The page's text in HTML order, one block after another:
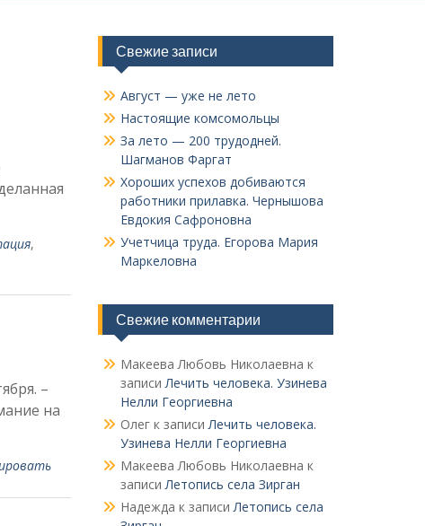
,
–
на
Свежие записи
Август — уже не лето
Настоящие комсомольцы
За лето — 200 трудодней.
Шагманов Фаргат
Хороших успехов добиваются
работники прилавка. Чер­нышова
Евдокия Сафроновна
Учетчица труда. Его­рова Мария
Маркеловна
Свежие комментарии
Макеева Любовь Николаевна к
записиЛечить человека. Узинева
Нелли Георгиевна
Олегк записиЛечить человека.
Узинева Нелли Георгиевна
Макеева Любовь Николаевна к
записиЛетопись села Зирган
Надежда к записиЛетопись села